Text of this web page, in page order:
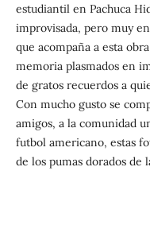
estudiantil en Pachuca
improvisada, pero muy
que acompaña a esta
memoria plasmados en
de gratos recuerdos a
Con mucho gusto se
amigos, a la comunidad
futbol americano, estas
de los pumas dorados de